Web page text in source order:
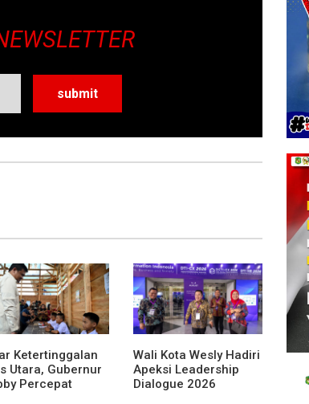
Ketertinggalan
Utara, Gubernur
Percepat
Wali Kota Wesly Hadiri
Apeksi Leadership
Dialogue 2026